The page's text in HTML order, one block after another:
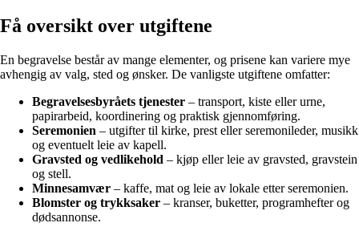
Få oversikt over utgiftene
En begravelse består av mange elementer, og prisene kan variere mye
avhengig av valg, sted og ønsker. De vanligste utgiftene omfatter:
Begravelsesbyråets tjenester – transport, kiste eller urne,
papirarbeid, koordinering og praktisk gjennomføring.
Seremonien – utgifter til kirke, prest eller seremonileder, musikk
og eventuelt leie av kapell.
Gravsted og vedlikehold – kjøp eller leie av gravsted, gravstein
og stell.
Minnesamvær – kaffe, mat og leie av lokale etter seremonien.
Blomster og trykksaker – kranser, buketter, programhefter og
dødsannonse.